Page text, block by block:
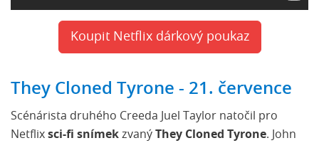
Koupit Netflix dárkový poukaz
They Cloned Tyrone - 21. července
Scénárista druhého Creeda Juel Taylor natočil pro
Netflix sci-fi snímek zvaný They Cloned Tyrone. John